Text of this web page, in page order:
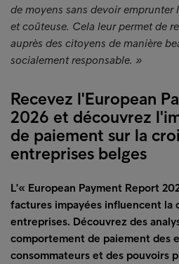
de moyens sans devoir
et coûteuse. Cela leur permet de
auprès des citoyens de manière
socialement responsable. »
Recevez l'European
2026 et découvrez
de paiement sur la
entreprises belges
L'« European Payment Report
factures impayées influencent la
entreprises. Découvrez des
comportement de paiement des
consommateurs et des pouvoirs